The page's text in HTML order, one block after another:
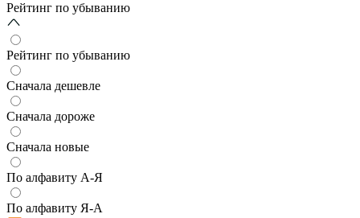
Рейтинг по убыванию
Рейтинг по убыванию
Сначала дешевле
Сначала дороже
Сначала новые
По алфавиту А-Я
По алфавиту Я-А